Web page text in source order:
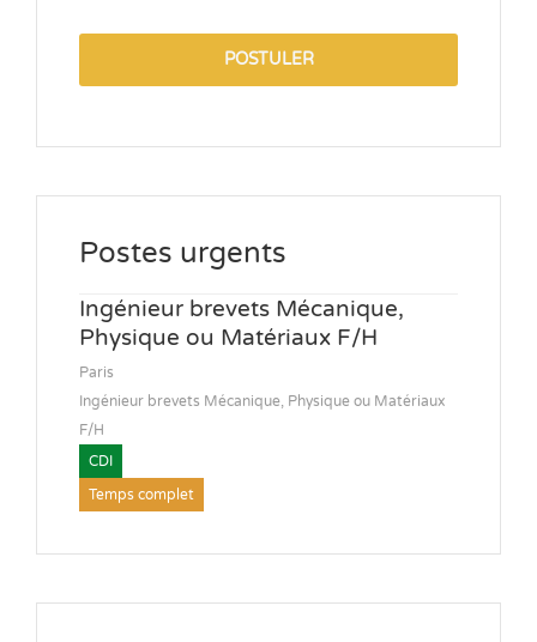
POSTULER
Postes urgents
Ingénieur brevets Mécanique,
Physique ou Matériaux F/H
Paris
Ingénieur brevets Mécanique, Physique ou Matériaux
F/H
CDI
Temps complet